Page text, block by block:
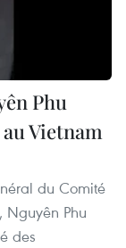
Phu
Vietnam
du Comité
Nguyên Phu
des